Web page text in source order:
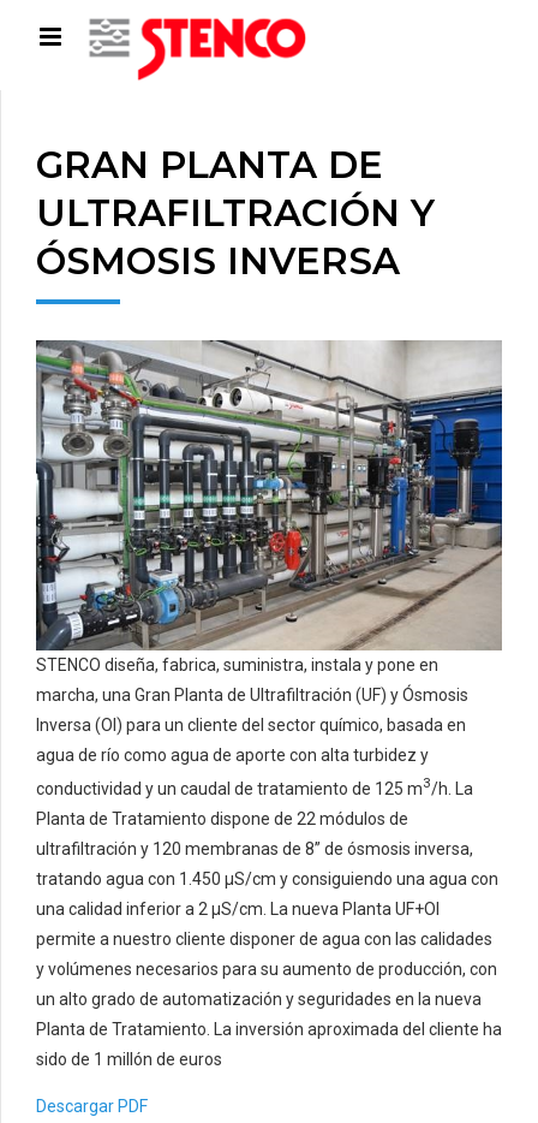
GRAN PLANTA DE
ULTRAFILTRACIÓN Y
ÓSMOSIS INVERSA
STENCO diseña, fabrica, suministra, instala y pone en
marcha, una Gran Planta de Ultrafiltración (UF) y Ósmosis
Inversa (OI) para un cliente del sector químico, basada en
agua de río como agua de aporte con alta turbidez y
conductividad y un caudal de tratamiento de 125 m3/h. La
Planta de Tratamiento dispone de 22 módulos de
ultrafiltración y 120 membranas de 8” de ósmosis inversa,
tratando agua con 1.450 µS/cm y consiguiendo una agua con
una calidad inferior a 2 µS/cm. La nueva Planta UF+OI
permite a nuestro cliente disponer de agua con las calidades
y volúmenes necesarios para su aumento de producción, con
un alto grado de automatización y seguridades en la nueva
Planta de Tratamiento. La inversión aproximada del cliente ha
sido de 1 millón de euros
Descargar PDF